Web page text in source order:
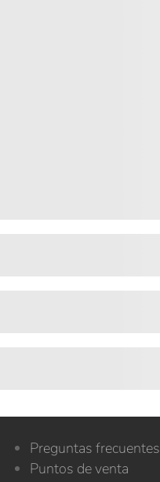
Preguntas frecuentes
Puntos de venta